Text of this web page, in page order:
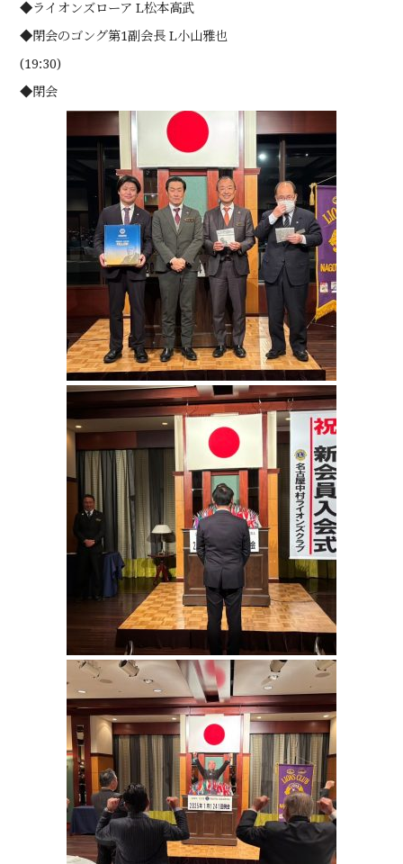
◆ライオンズローア L松本高武
◆閉会のゴング第1副会長 L小山雅也
(19:30)
◆閉会